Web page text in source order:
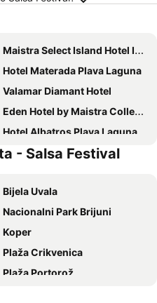
Maistra Select Island Hotel Istra
Hotel Materada Plava Laguna
Valamar Diamant Hotel
Eden Hotel by Maistra Collection
Hotel Albatros Plava Laguna
Hotel Plavi Plava Laguna
Rubin Sunny Hotel
Grand Park Hotel Rovinj by Maistra Collection
Maistra Select Pineta Hotel
Hotel Porec
Residence Rovinj&
- Salsa Festival
Bijela Uvala
Nacionalni Park Brijuni
Koper
Plaža Crikvenica
Plaža Portorož